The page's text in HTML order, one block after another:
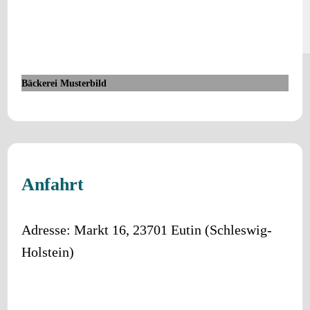
Bäckerei Musterbild
Anfahrt
Adresse: Markt 16, 23701 Eutin (Schleswig-
Holstein)